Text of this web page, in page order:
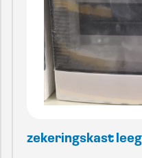
zekeringskast leeg